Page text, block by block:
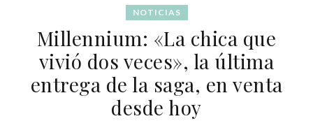
NOTICIAS
Millennium: «La chica que
vivió dos veces», la última
entrega de la saga, en venta
desde hoy